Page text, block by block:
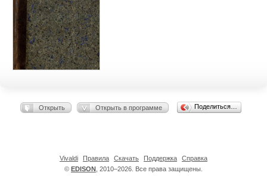
Открыть Открыть в программе Поделиться…
© EDISON , 2010–2026. Все права защищены.
Vivaldi Правила Скачать Поддержка Справка